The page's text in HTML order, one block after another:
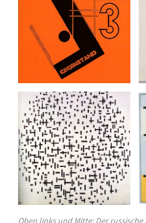
Oben links und Mitte: Der